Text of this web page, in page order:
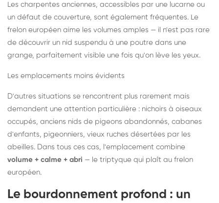
Les charpentes anciennes, accessibles par une lucarne ou
un défaut de couverture, sont également fréquentes. Le
frelon européen aime les volumes amples — il n'est pas rare
de découvrir un nid suspendu à une poutre dans une
grange, parfaitement visible une fois qu'on lève les yeux.
Les emplacements moins évidents
D'autres situations se rencontrent plus rarement mais
demandent une attention particulière : nichoirs à oiseaux
occupés, anciens nids de pigeons abandonnés, cabanes
d'enfants, pigeonniers, vieux ruches désertées par les
abeilles. Dans tous ces cas, l'emplacement combine
volume + calme + abri — le triptyque qui plaît au frelon
européen.
Le bourdonnement profond : un